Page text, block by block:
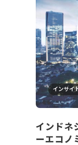
インサイ
インドネ
ーエコノ